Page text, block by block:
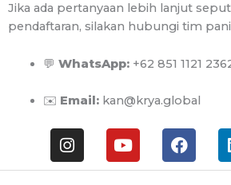
Jika ada pertanyaan lebih lanjut
pendaftaran, silakan hubungi tim
💬 WhatsApp:+62 851 1121
✉️ Email:kan@krya.global
I
n
s
Y
o
u
F
a
c